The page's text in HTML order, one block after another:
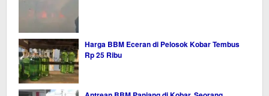
Harga BBM Eceran di Pelosok Kobar Tembus
Rp 25 Ribu